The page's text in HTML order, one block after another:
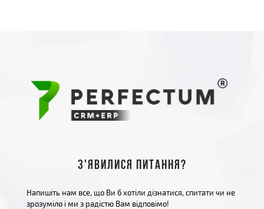
З'явилися питання?
Напишіть нам все, що Ви б хотіли дізнатися, спитати чи не
зрозуміло і ми з радістю Вам відповімо!